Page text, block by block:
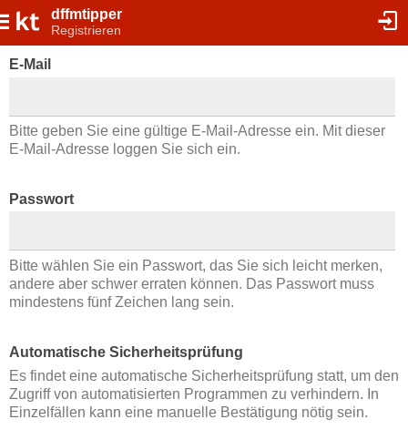
dffmtipper
Registrieren
E-Mail
Bitte geben Sie eine gültige E-Mail-Adresse ein. Mit dieser
E-Mail-Adresse loggen Sie sich ein.
Passwort
Bitte wählen Sie ein Passwort, das Sie sich leicht merken,
andere aber schwer erraten können. Das Passwort muss
mindestens fünf Zeichen lang sein.
Automatische Sicherheitsprüfung
Es findet eine automatische Sicherheitsprüfung statt, um den
Zugriff von automatisierten Programmen zu verhindern. In
Einzelfällen kann eine manuelle Bestätigung nötig sein.